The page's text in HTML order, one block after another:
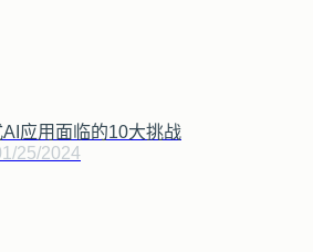
应用面临的10大挑战
25/2024